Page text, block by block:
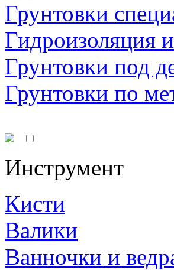
Грунтовки
Гидроизоляция
Грунтовки под
Грунтовки по
Инструмент
Кисти
Валики
Ванночки и